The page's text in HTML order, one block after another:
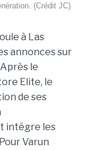
(Crédit JC)
à Las
annonces sur
le
Elite, le
de ses
intégre les
Varun